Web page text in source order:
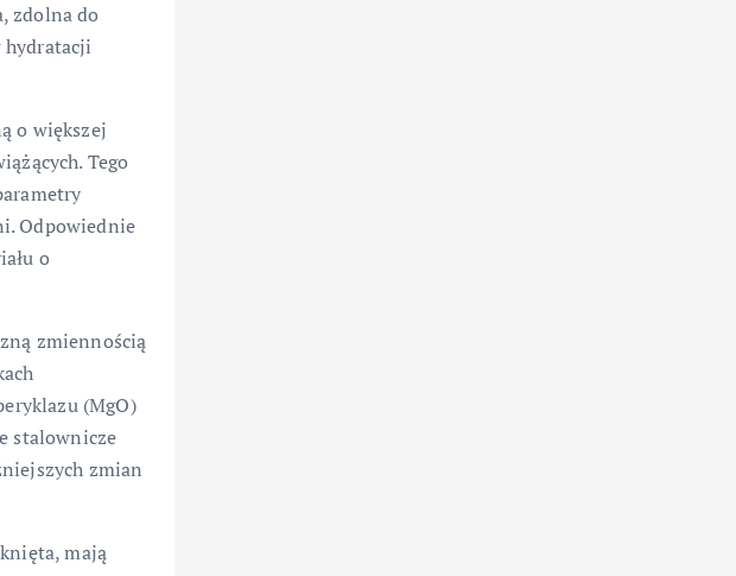
zdolna do
hydratacji
o większej
Tego
Odpowiednie
o
zmiennością
(MgO)
stalownicze
zmian
mają